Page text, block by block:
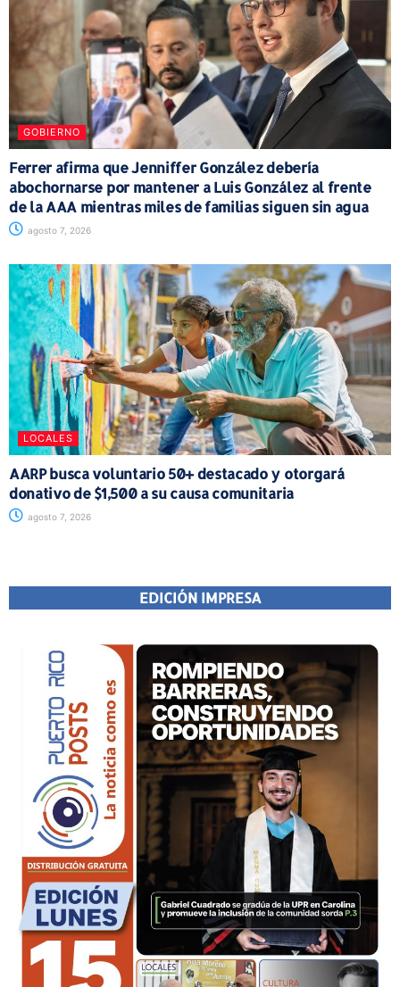
GOBIERNO
Ferrer afirma que Jenniffer González debería
abochornarse por mantener a Luis González al frente
de la AAA mientras miles de familias siguen sin agua
agosto 7, 2026
LOCALES
AARP busca voluntario 50+ destacado y otorgará
donativo de $1,500 a su causa comunitaria
agosto 7, 2026
EDICIÓN IMPRESA